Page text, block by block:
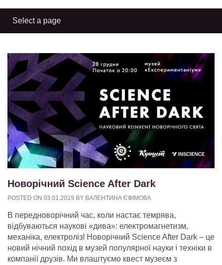
Новорічний Science After Dark
POSTED ON 03.01.2019 BY ВАЛЕНТИНА ЄФІМОВА
В передноворічний час, коли настає темрява,
відбуваються наукові «дива»: електромагнетизм,
механіка, електроліз! Новорічний Science After Dark – це
новий нічний похід в музей популярної науки і техніки в
компанії друзів. Ми влаштуємо квест музеєм з